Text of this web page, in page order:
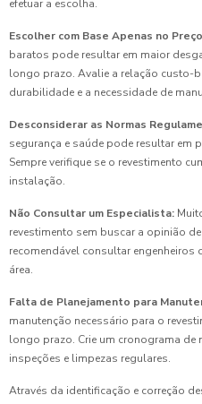
efetuar a escolha.
Escolher com Base Apenas no
baratos pode resultar em maior
longo prazo. Avalie a relação custo-
durabilidade e a necessidade de
Desconsiderar as Normas
segurança e saúde pode resultar em
Sempre verifique se o revestimento
instalação.
Não Consultar um Especialista:
revestimento sem buscar a opinião
recomendável consultar
área.
Falta de Planejamento para
manutenção necessário para o
longo prazo. Crie um cronograma
inspeções e limpezas regulares.
Através da identificação e correção